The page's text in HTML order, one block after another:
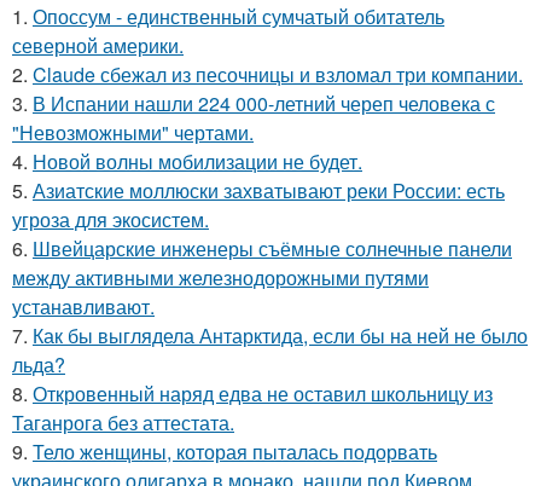
1. Опоссум - единственный сумчатый обитатель
северной америки.
2. Claude сбежал из песочницы и взломал три компании.
3. В Испании нашли 224 000-летний череп человека с
"Невозможными" чертами.
4. Новой волны мобилизации не будет.
5. Азиатские моллюски захватывают реки России: есть
угроза для экосистем.
6. Швейцарские инженеры съёмные солнечные панели
между активными железнодорожными путями
устанавливают.
7. Как бы выглядела Антарктида, если бы на ней не было
льда?
8. Откровенный наряд едва не оставил школьницу из
Таганрога без аттестата.
9. Тело женщины, которая пыталась подорвать
украинского олигарха в монако, нашли под Киевом.